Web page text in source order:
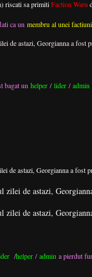
riscati sa primitiFaction Warn
ca un membru al unei factiuni
de astazi, Georgianna a fost
bagat un helper /lider /admin
de astazi, Georgianna a fost
zilei de astazi,
zilei de astazi,
/helper /admin a pierdut